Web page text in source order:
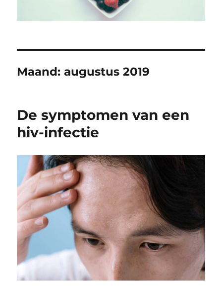
Maand:augustus 2019
De symptomen van een
hiv-infectie